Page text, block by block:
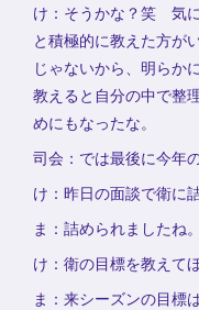
け：そうかな？笑 気
と積極的に教えた方が
じゃないから、明らか
教えると自分の中で整
めにもなったな。
司会：では最後に今年
け：昨日の面談で衛に
ま：詰められましたね
け：衛の目標を教えて
ま：来シーズンの目標